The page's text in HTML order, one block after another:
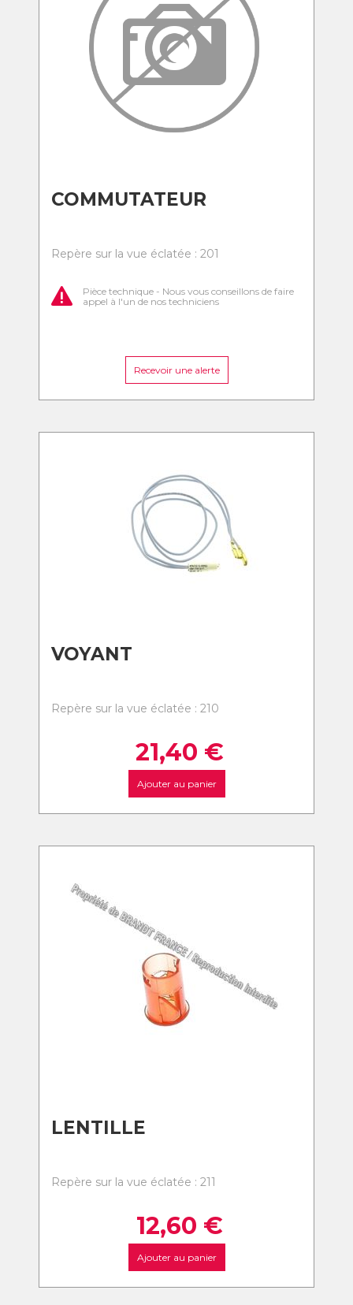
COMMUTATEUR
Repère sur la vue éclatée : 201
Pièce technique - Nous vous conseillons de faire
appel à l'un de nos techniciens
Recevoir une alerte
VOYANT
Repère sur la vue éclatée : 210
21,40 €
Ajouter au panier
LENTILLE
Repère sur la vue éclatée : 211
12,60 €
Ajouter au panier